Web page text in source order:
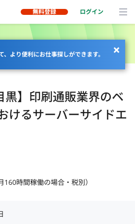
無料登録 ログイン
、より便利にお仕事探しができます。
黒】印刷通販業界のベ
けるサーバーサイドエ
時間稼働の場合・税別）